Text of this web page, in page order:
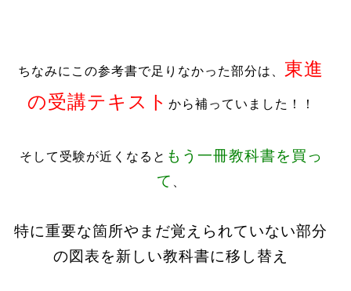
ちなみにこの参考書で足りなかった部分は、 東進
の受講テキスト から補っていました！！
そして受験が近くなると もう一冊教科書を買っ
て
特に重要な箇所やまだ覚えられていない部分
の図表を新しい教科書に移し替え